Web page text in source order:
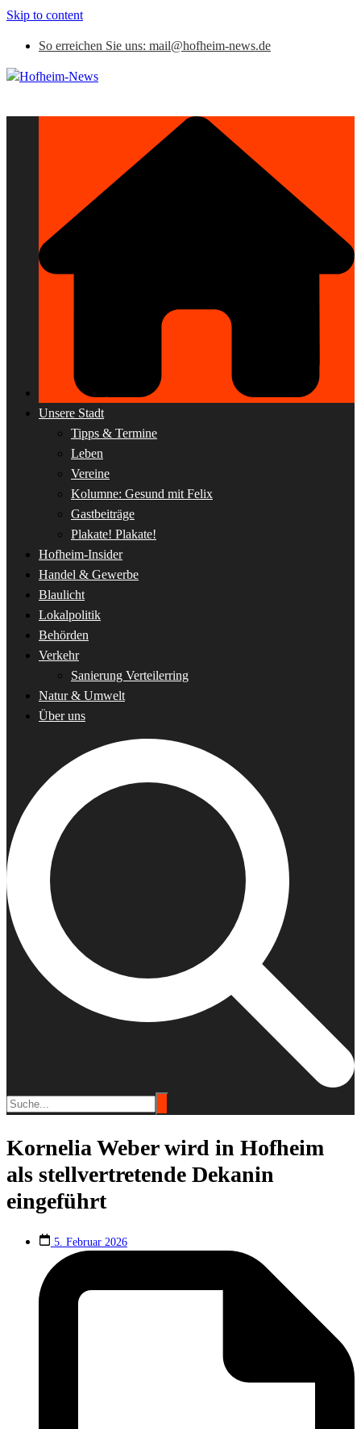
Skip to content
So erreichen Sie uns: mail@hofheim-news.de
Unsere Stadt
Tipps & Termine
Leben
Vereine
Kolumne: Gesund mit Felix
Gastbeiträge
Plakate! Plakate!
Hofheim-Insider
Handel & Gewerbe
Blaulicht
Lokalpolitik
Behörden
Verkehr
Sanierung Verteilerring
Natur & Umwelt
Über uns
Kornelia Weber wird in Hofheim
als stellvertretende Dekanin
eingeführt
5. Februar 2026